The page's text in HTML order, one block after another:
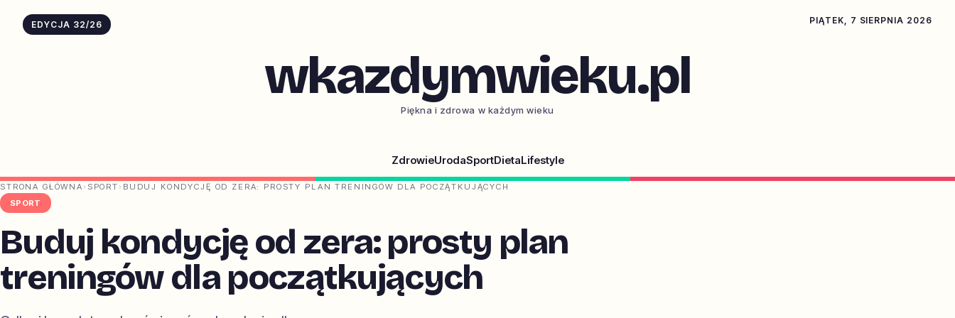
EDYCJA 32/26 PIĄTEK, 7 SIERPNIA 2026
wkazdymwieku.pl
Piękna i zdrowa w każdym wieku
ZdrowieUrodaSportDietaLifestyle
STRONA GŁÓWNA › SPORT › BUDUJ KONDYCJĘ OD ZERA: PROSTY PLAN TRENINGÓW DLA POCZĄTKUJĄCYCH
SPORT
Buduj kondycję od zera: prosty plan
treningów dla początkujących